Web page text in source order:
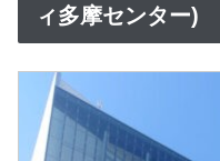
ィ多摩センター)